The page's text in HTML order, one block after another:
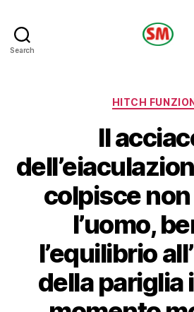
Search
HITCH
Il
colpisce
l’uomo,
l’equilibrio
della pariglia